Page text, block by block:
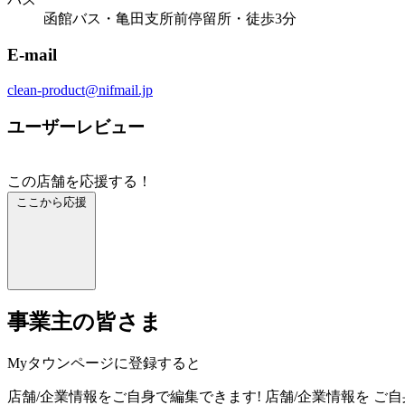
函館バス・亀田支所前停留所・徒歩3分
E-mail
clean-product@nifmail.jp
ユーザーレビュー
この店舗を応援する！
ここから応援
事業主の皆さま
Myタウンページに登録すると
店舗/企業情報をご自身で編集できます! 店舗/企業情報を ご